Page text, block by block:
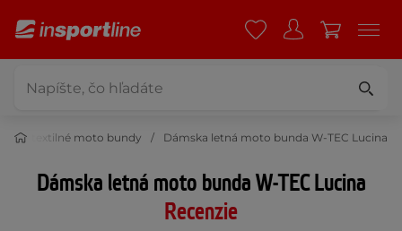
textilné moto bundy Dámska letná moto bunda W-TEC Lucina
Dámska letná moto bunda W-TEC Lucina
Recenzie